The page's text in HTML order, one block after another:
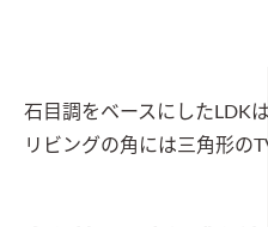
石目調をベースにしたLDK
リビングの角には三角形の